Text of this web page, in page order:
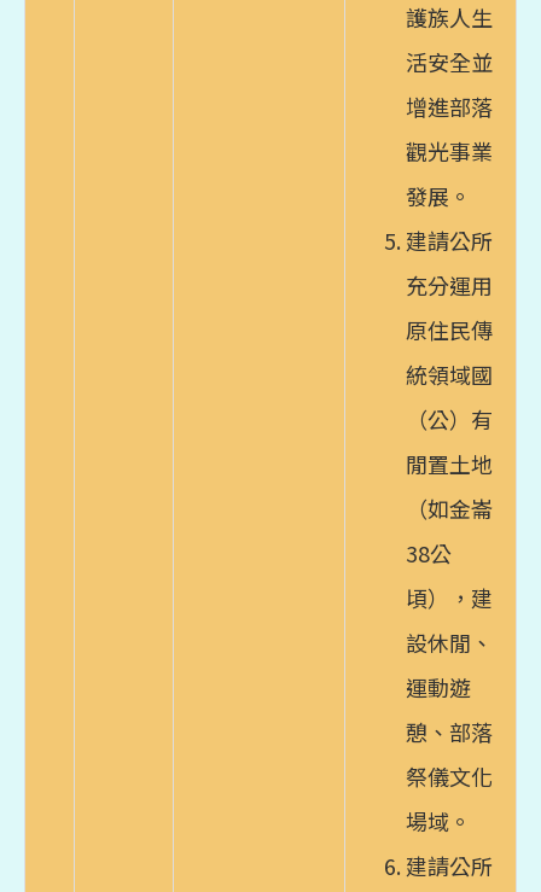
護族人生
活安全並
增進部落
觀光事業
發展。
建請公所
充分運用
原住民傳
統領域國
（公）有
閒置土地
（如金崙
38公
頃），建
設休閒、
運動遊
憩、部落
祭儀文化
場域。
建請公所